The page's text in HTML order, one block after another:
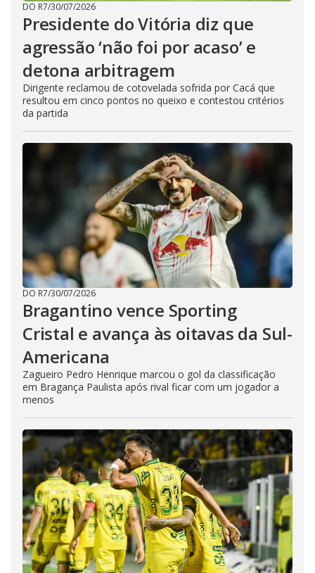
DO R7/30/07/2026
Presidente do Vitória diz que
agressão ‘não foi por acaso’ e
detona arbitragem
Dirigente reclamou de cotovelada sofrida por Cacá que
resultou em cinco pontos no queixo e contestou critérios
da partida
DO R7/30/07/2026
Bragantino vence Sporting
Cristal e avança às oitavas da Sul-
Americana
Zagueiro Pedro Henrique marcou o gol da classificação
em Bragança Paulista após rival ficar com um jogador a
menos